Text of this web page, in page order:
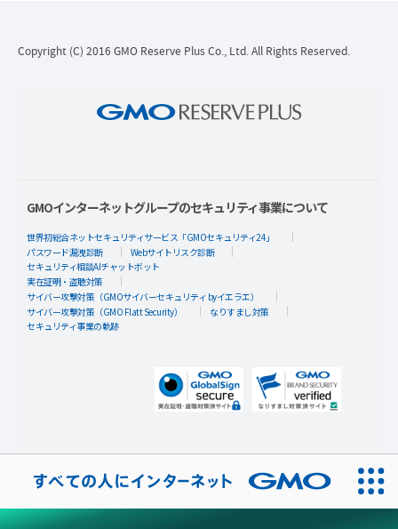
Copyright (C) 2016 GMO Reserve Plus Co., Ltd. All Rights Reserved.
GMOインターネットグループのセキュリティ事業について
世界初総合ネットセキュリティサービス「GMOセキュリティ24」
パスワード漏洩診断
Webサイトリスク診断
セキュリティ相談AIチャットボット
実在証明・盗聴対策
サイバー攻撃対策（GMOサイバーセキュリティ byイエラエ）
サイバー攻撃対策（GMO Flatt Security）
なりすまし対策
セキュリティ事業の軌跡